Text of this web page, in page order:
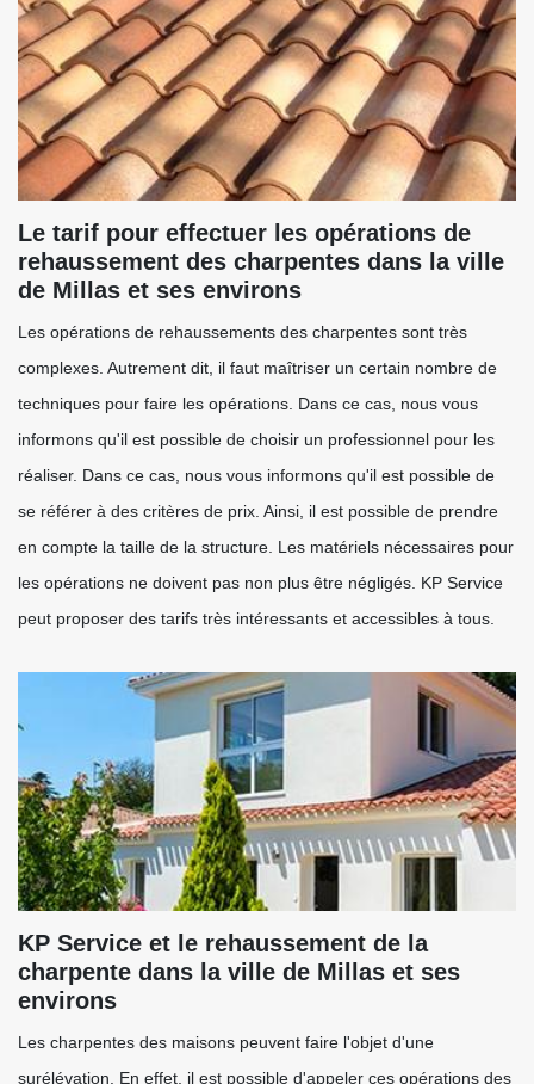
Le tarif pour effectuer les opérations de
rehaussement des charpentes dans la ville
de Millas et ses environs
Les opérations de rehaussements des charpentes sont très
complexes. Autrement dit, il faut maîtriser un certain nombre de
techniques pour faire les opérations. Dans ce cas, nous vous
informons qu'il est possible de choisir un professionnel pour les
réaliser. Dans ce cas, nous vous informons qu'il est possible de
se référer à des critères de prix. Ainsi, il est possible de prendre
en compte la taille de la structure. Les matériels nécessaires pour
les opérations ne doivent pas non plus être négligés. KP Service
peut proposer des tarifs très intéressants et accessibles à tous.
KP Service et le rehaussement de la
charpente dans la ville de Millas et ses
environs
Les charpentes des maisons peuvent faire l'objet d'une
surélévation. En effet, il est possible d'appeler ces opérations des